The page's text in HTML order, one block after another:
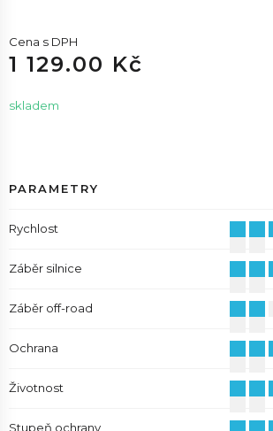
Cena s DPH
1 129.00 Kč
skladem
PARAMETRY
Rychlost
Záběr silnice
Záběr off-road
Ochrana
Životnost
Stupeň ochrany